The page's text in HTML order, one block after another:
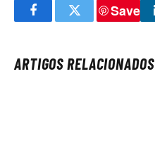
FacebookTwitter
Save
ARTIGOS RELACIONADOS